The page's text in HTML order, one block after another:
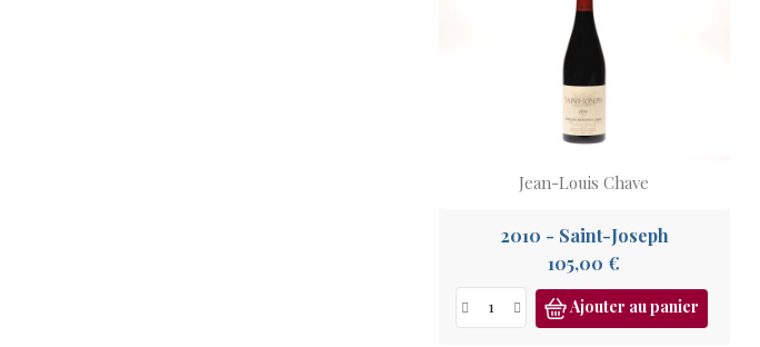
Jean-Louis Chave
2010 - Saint-Joseph
105,00 €
Ajouter au panier